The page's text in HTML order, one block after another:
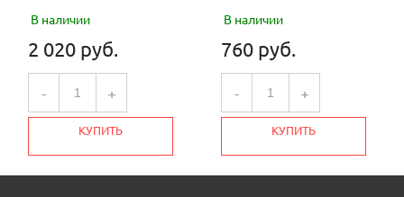
В наличии
2 020 руб.
- +
КУПИТЬ
В наличии
760 руб.
- +
КУПИТЬ